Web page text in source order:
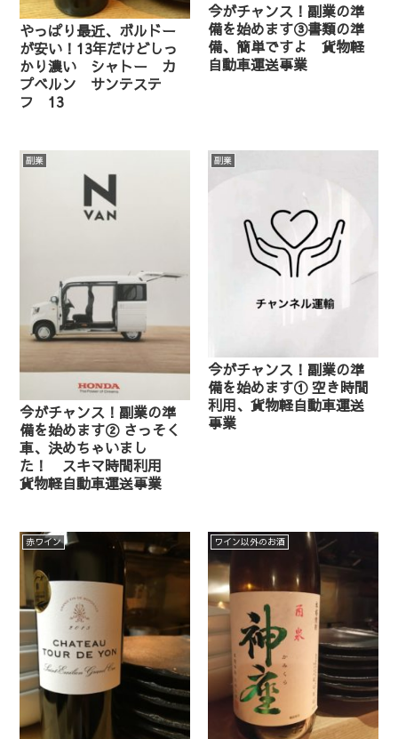
やっぱり最近、ボルドー
が安い！13年だけどしっ
かり濃い シャトー カ
プベルン サンテステ
フ 13
今がチャンス！副業の準
備を始めます③書類の準
備、簡単ですよ 貨物軽
自動車運送事業
副業
今がチャンス！副業の準
備を始めます② さっそく
車、決めちゃいまし
た！ スキマ時間利用
貨物軽自動車運送事業
副業
今がチャンス！副業の準
備を始めます① 空き時間
利用、貨物軽自動車運送
事業
赤ワイン ワイン以外のお酒